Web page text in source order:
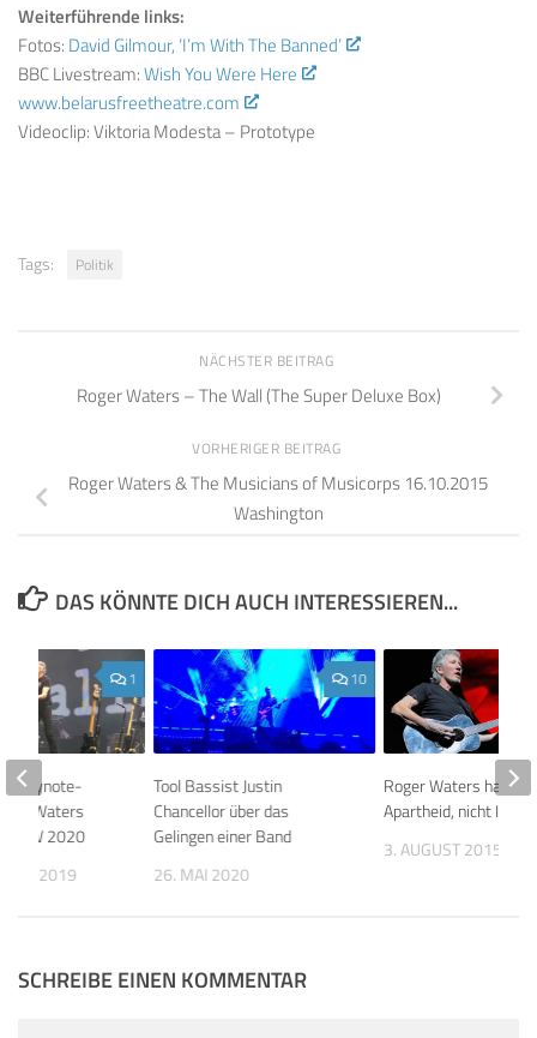
Weiterführende links:
Fotos: David Gilmour, ‘I’m With The Banned’
BBC Livestream:Wish You Were Here
www.belarusfreetheatre.com
Videoclip: Viktoria Modesta – Prototype
Tags: Politik
NÄCHSTER BEITRAG
Roger Waters – The Wall (The Super Deluxe Box)
VORHERIGER BEITRAG
Roger Waters & The Musicians of Musicorps 16.10.2015
Washington
DAS KÖNNTE DICH AUCH INTERESSIEREN...
10
Tool Bassist Justin
Chancellor über das
Gelingen einer Band
26. MAI 2020
Roger Waters hasst
Apartheid, nicht Israel!
3. AUGUST 2015
1
Keynote-
Waters
2020
2019
SCHREIBE EINEN KOMMENTAR